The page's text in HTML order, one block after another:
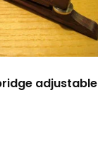
adjustable